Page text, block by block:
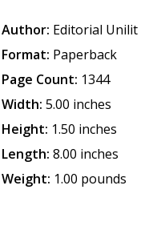
Author: Editorial Unilit
Format: Paperback
Page Count: 1344
Width: 5.00 inches
Height: 1.50 inches
Length: 8.00 inches
Weight: 1.00 pounds